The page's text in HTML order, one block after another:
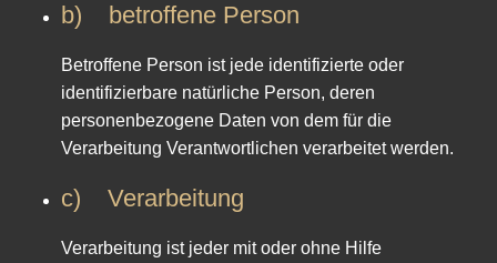
b) betroffene Person
Betroffene Person ist jede identifizierte oder
identifizierbare natürliche Person, deren
personenbezogene Daten von dem für die
Verarbeitung Verantwortlichen verarbeitet werden.
c) Verarbeitung
Verarbeitung ist jeder mit oder ohne Hilfe